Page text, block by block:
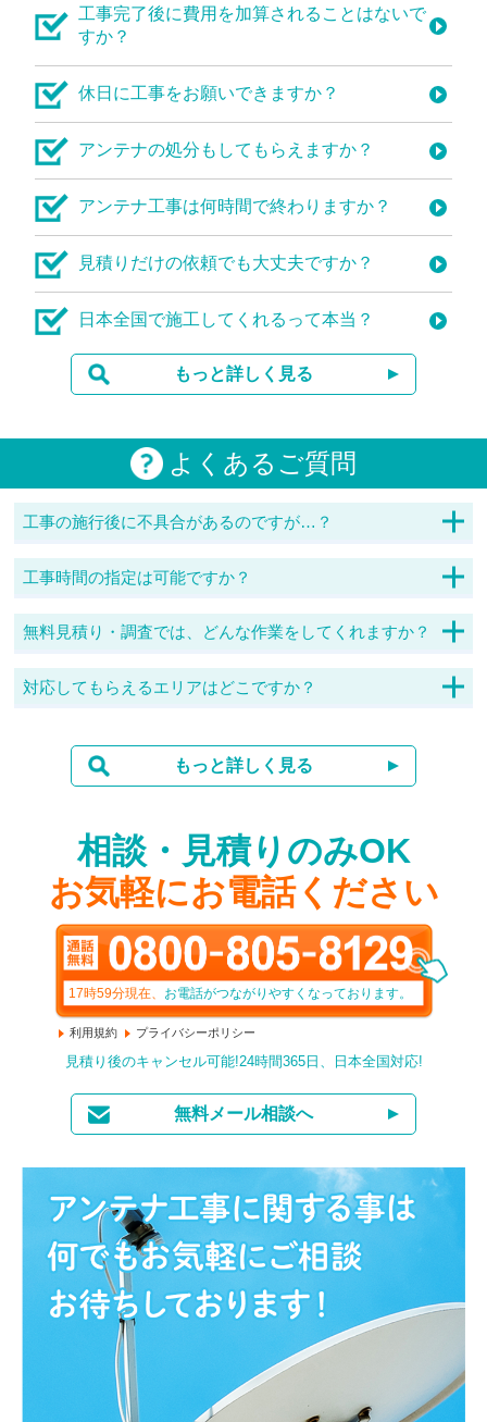
工事完了後に費用を加算されることはないで
すか？
休日に工事をお願いできますか？
アンテナの処分もしてもらえますか？
アンテナ工事は何時間で終わりますか？
見積りだけの依頼でも大丈夫ですか？
日本全国で施工してくれるって本当？
もっと詳しく見る
よくあるご質問
工事の施行後に不具合があるのですが…？
店にご連絡ください。場合によっては、再度施工料金が発生し
工事時間の指定は可能ですか？
願いさせていただく場合もありますが、日時指定が必要な場合
無料見積り・調査では、どんな作業をしてくれますか？
た見積りを提示いたします。見積りのみも可能で、工事の施工
対応してもらえるエリアはどこですか？
けられる装置もありますので事前にご相談くだされば対応しま
もっと詳しく見る
相談・見積りのみOK
お気軽にお電話ください
17時59分現在、 お電話がつながりやすくなっております。
利用規約 プライバシーポリシー
見積り後のキャンセル可能!24時間365日、日本全国対応!
無料メール相談へ